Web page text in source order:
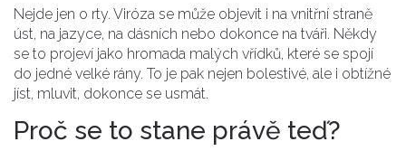
Nejde jen o rty. Viróza se může objevit i na vnitřní straně
úst, na jazyce, na dásních nebo dokonce na tváři. Někdy
se to projeví jako hromada malých vřídků, které se spojí
do jedné velké rány. To je pak nejen bolestivé, ale i obtížné
jíst, mluvit, dokonce se usmát.
Proč se to stane právě teď?